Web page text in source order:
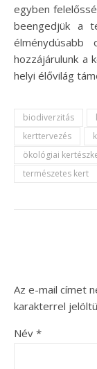
egyben
beengedjük a
élménydúsabb
hozzájárulunk a
helyi élővilág
biodiverzitás
kerttervezés
ökológiai
természetes kert
Az e-mail címet
karakterrel
Név *